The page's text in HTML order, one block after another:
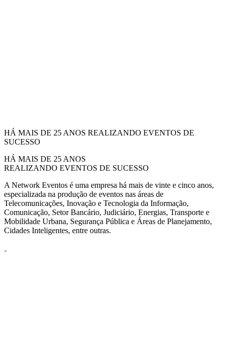
HÁ MAIS DE 25 ANOS REALIZANDO EVENTOS DE
SUCESSO
HÁ MAIS DE 25 ANOS
REALIZANDO EVENTOS DE SUCESSO
A Network Eventos é uma empresa há mais de vinte e cinco anos,
especializada na produção de eventos nas áreas de
Telecomunicações, Inovação e Tecnologia da Informação,
Comunicação, Setor Bancário, Judiciário, Energias, Transporte e
Mobilidade Urbana, Segurança Pública e Áreas de Planejamento,
Cidades Inteligentes, entre outras.